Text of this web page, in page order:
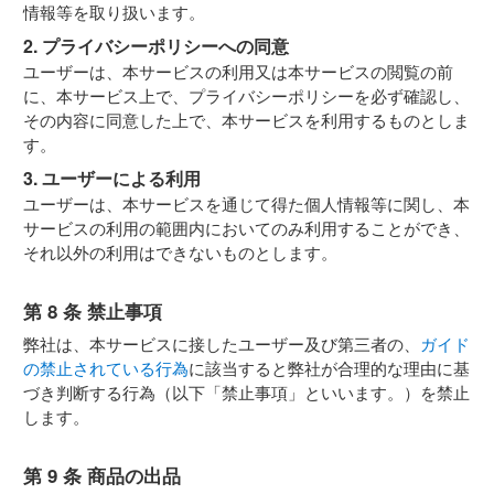
情報等を取り扱います。
2. プライバシーポリシーへの同意
ユーザーは、本サービスの利用又は本サービスの閲覧の前
に、本サービス上で、プライバシーポリシーを必ず確認し、
その内容に同意した上で、本サービスを利用するものとしま
す。
3. ユーザーによる利用
ユーザーは、本サービスを通じて得た個人情報等に関し、本
サービスの利用の範囲内においてのみ利用することができ、
それ以外の利用はできないものとします。
第 8 条 禁止事項
弊社は、本サービスに接したユーザー及び第三者の、 ガイド
の禁止されている行為に該当すると弊社が合理的な理由に基
づき判断する行為（以下「禁止事項」といいます。）を禁止
します。
第 9 条 商品の出品